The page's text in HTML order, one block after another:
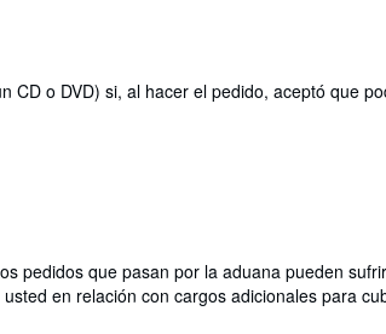
o DVD) si, al hacer el pedido, aceptó que
pedidos que pasan por la aduana pueden
en relación con cargos adicionales para